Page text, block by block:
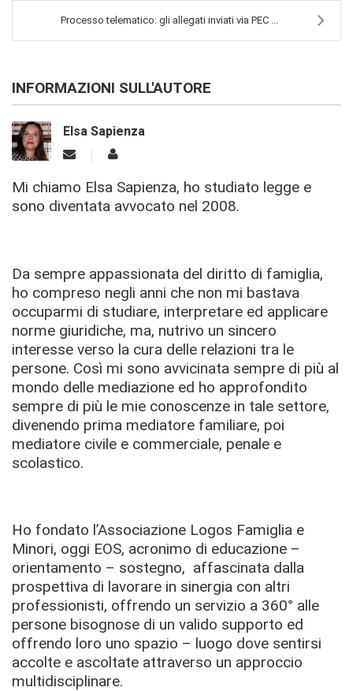
Processo telematico: gli allegati inviati via PEC ...
INFORMAZIONI SULL'AUTORE
Elsa Sapienza
Mi chiamo Elsa Sapienza, ho studiato legge e
sono diventata avvocato nel 2008.
Da sempre appassionata del diritto di famiglia,
ho compreso negli anni che non mi bastava
occuparmi di studiare, interpretare ed applicare
norme giuridiche, ma, nutrivo un sincero
interesse verso la cura delle relazioni tra le
persone. Così mi sono avvicinata sempre di più al
mondo delle mediazione ed ho approfondito
sempre di più le mie conoscenze in tale settore,
divenendo prima mediatore familiare, poi
mediatore civile e commerciale, penale e
scolastico.
Ho fondato l’Associazione Logos Famiglia e
Minori, oggi EOS, acronimo di educazione –
orientamento – sostegno, affascinata dalla
prospettiva di lavorare in sinergia con altri
professionisti, offrendo un servizio a 360° alle
persone bisognose di un valido supporto ed
offrendo loro uno spazio – luogo dove sentirsi
accolte e ascoltate attraverso un approccio
multidisciplinare.